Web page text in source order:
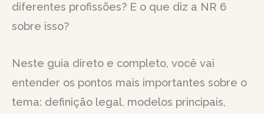
diferentes profissões? E o que diz a NR 6
sobre isso?
Neste guia direto e completo, você vai
entender os pontos mais importantes sobre o
tema: definição legal, modelos principais,